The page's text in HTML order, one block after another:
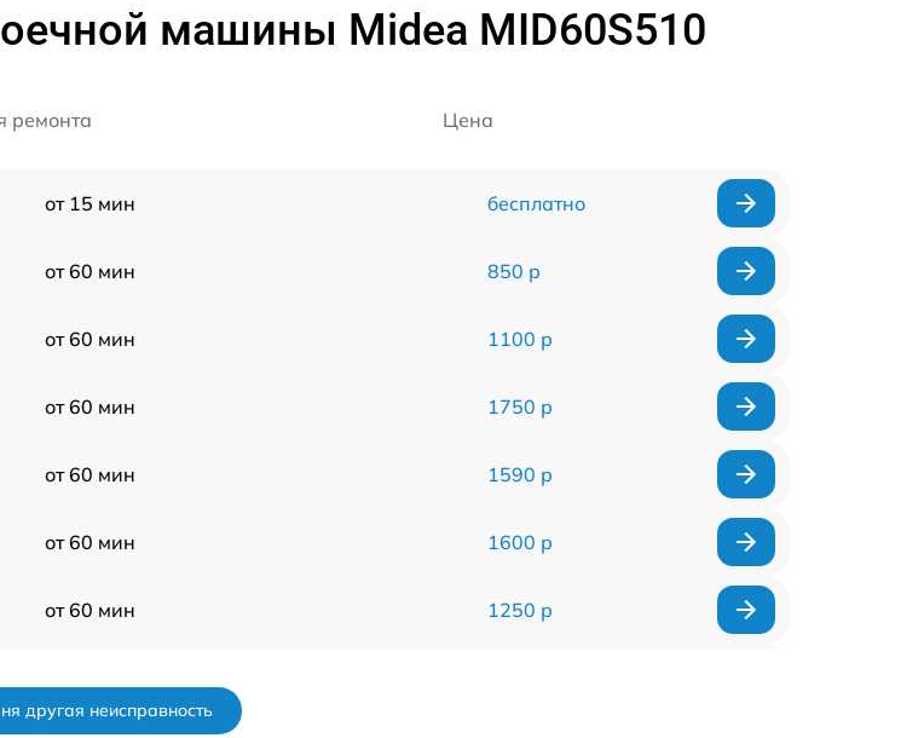
машины Midea MID60S510
ремонта Цена
от 15 мин бесплатно
от 60 мин 850 р
от 60 мин 1100 р
от 60 мин 1750 р
от 60 мин 1590 р
от 60 мин 1600 р
от 60 мин 1250 р
другая неисправность